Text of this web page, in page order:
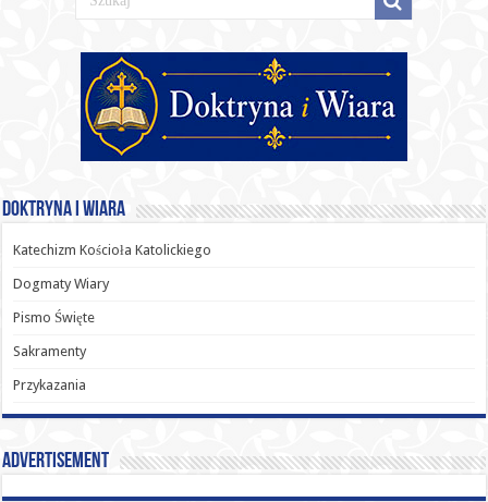
Doktryna i Wiara
Katechizm Kościoła Katolickiego
Dogmaty Wiary
Pismo Święte
Sakramenty
Przykazania
Advertisement